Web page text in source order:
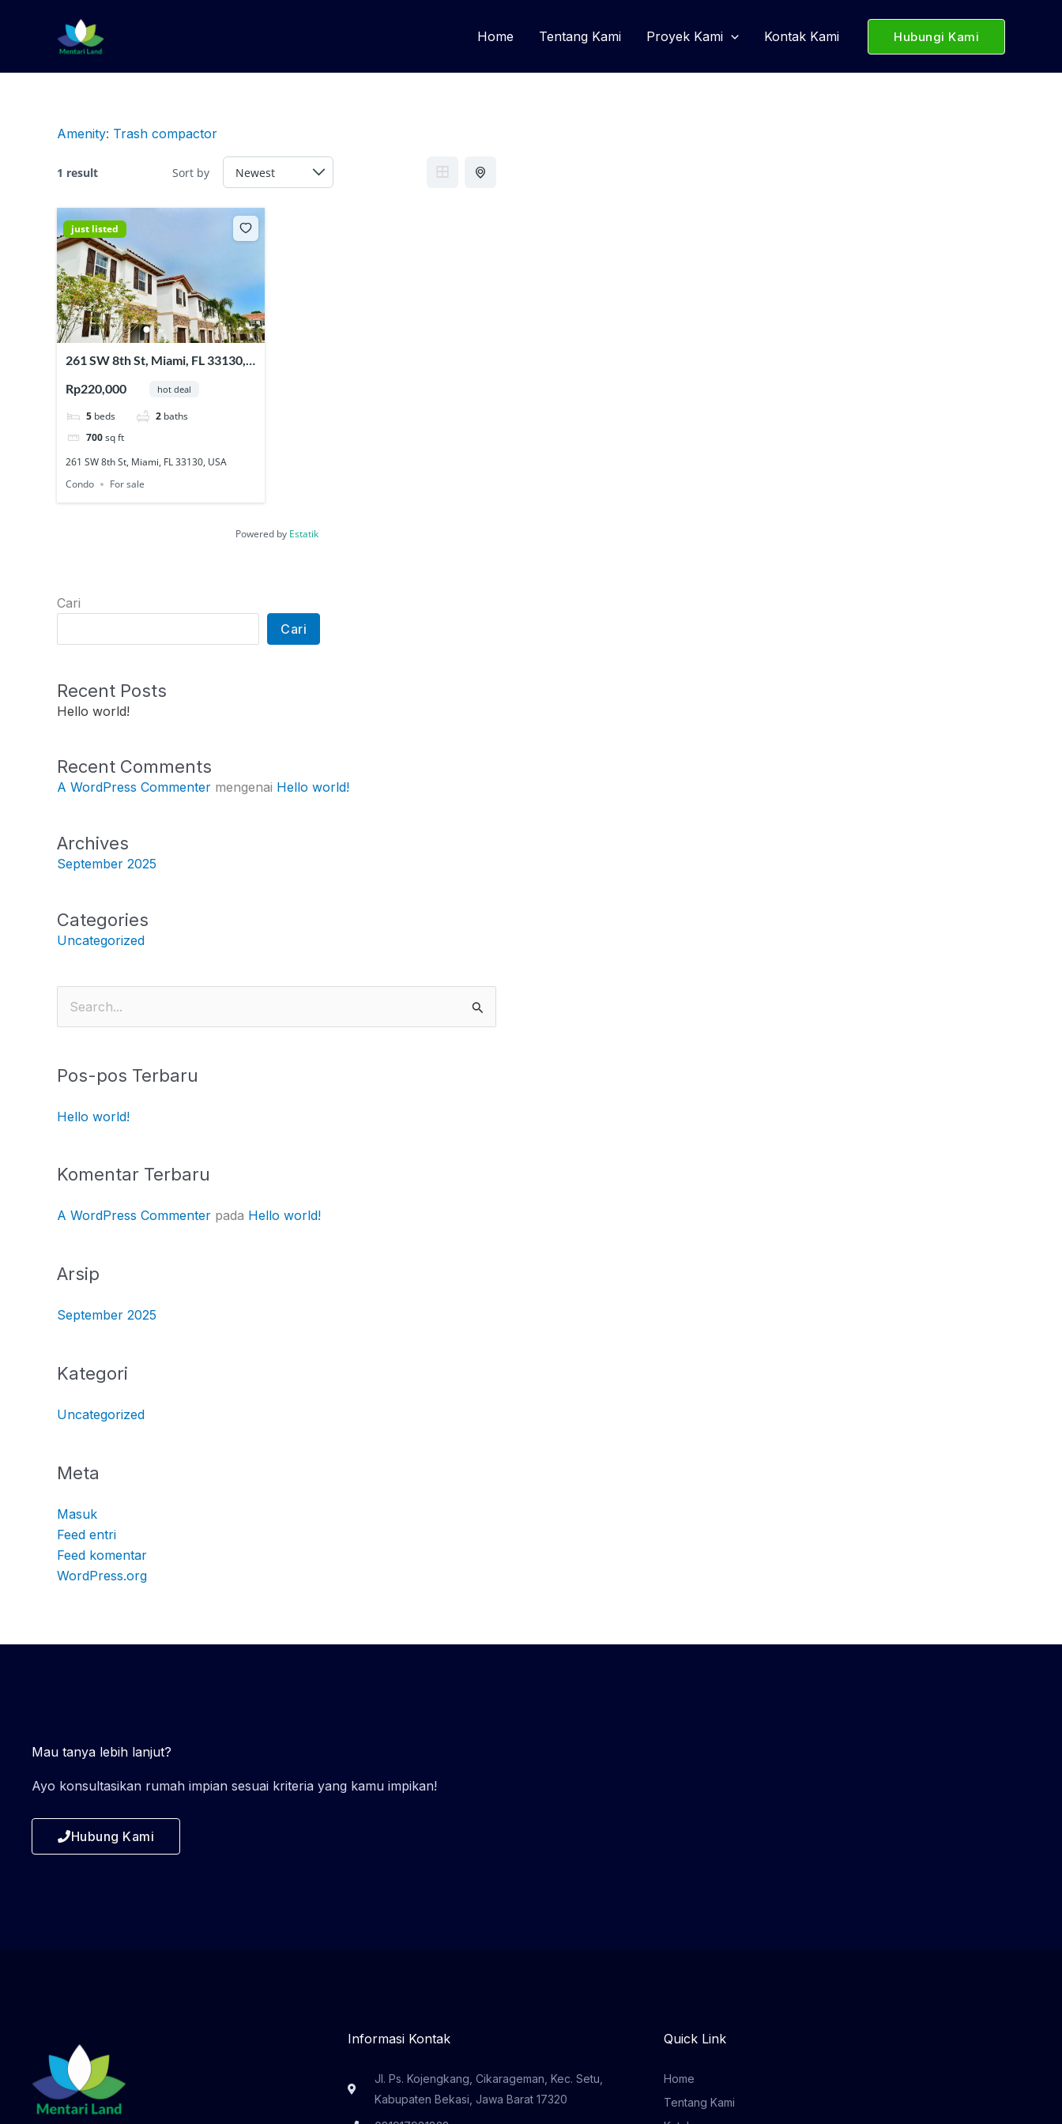
Home Tentang Kami Proyek Kami Kontak Kami Hubungi Kami
Amenity: Trash compactor
1 result Sort by
just listed
261 SW 8th St, Miami, FL 33130,
Rp220,000 hot deal
5 beds 2 baths
700 sq ft
261 SW 8th St, Miami, FL 33130, USA
Condo
For sale
Powered by Estatik
Cari
Cari
Recent Posts
Hello world!
Recent Comments
A WordPress Commenter mengenai Hello world!
Archives
September 2025
Categories
Uncategorized
Cari
untuk:
Pos-pos Terbaru
Hello world!
Komentar Terbaru
A WordPress Commenter pada Hello world!
Arsip
September 2025
Kategori
Uncategorized
Meta
Masuk
Feed entri
Feed komentar
WordPress.org
Mau tanya lebih lanjut?
Ayo konsultasikan rumah impian sesuai kriteria yang kamu impikan!
Hubung Kami
Informasi Kontak
Jl. Ps. Kojengkang, Cikarageman, Kec. Setu,
Kabupaten Bekasi, Jawa Barat 17320
Quick Link
Home
Tentang Kami